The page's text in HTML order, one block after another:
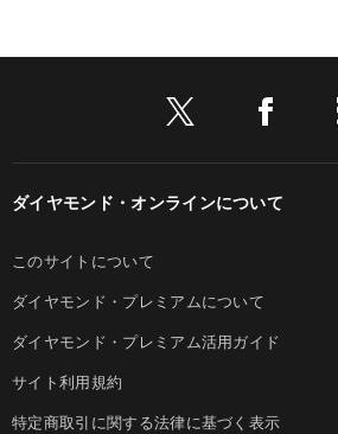
ダイヤモンド・オンラインについて
このサイトについて
ダイヤモンド・プレミアムについて
ダイヤモンド・プレミアム活用ガイド
サイト利用規約
特定商取引に関する法律に基づく表示